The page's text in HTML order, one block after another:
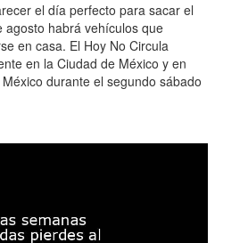
el día perfecto para sacar el
agosto habrá vehículos que
en casa. El Hoy No Circula
en la Ciudad de México y en
durante el segundo sábado